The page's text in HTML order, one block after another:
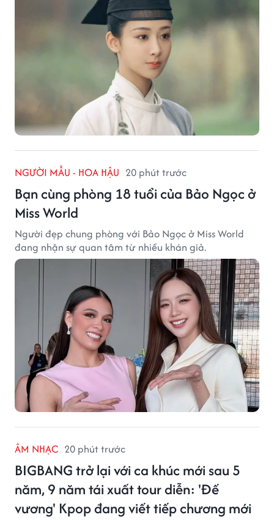
NGƯỜI MẪU - HOA HẬU 20 phút trước
Bạn cùng phòng 18 tuổi của Bảo Ngọc ở
Miss World
Người đẹp chung phòng với Bảo Ngọc ở Miss World
đang nhận sự quan tâm từ nhiều khán giả.
ÂM NHẠC 20 phút trước
BIGBANG trở lại với ca khúc mới sau 5
năm, 9 năm tái xuất tour diễn: 'Đế
vương' Kpop đang viết tiếp chương mới